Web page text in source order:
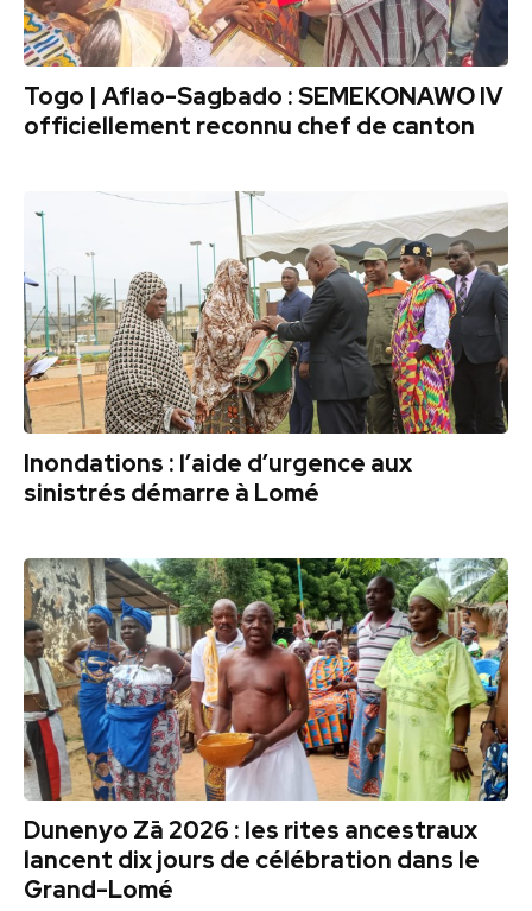
Togo | Aflao-Sagbado : SEMEKONAWO IV
officiellement reconnu chef de canton
Inondations : l’aide d’urgence aux
sinistrés démarre à Lomé
Dunenyo Zā 2026 : les rites ancestraux
lancent dix jours de célébration dans le
Grand-Lomé